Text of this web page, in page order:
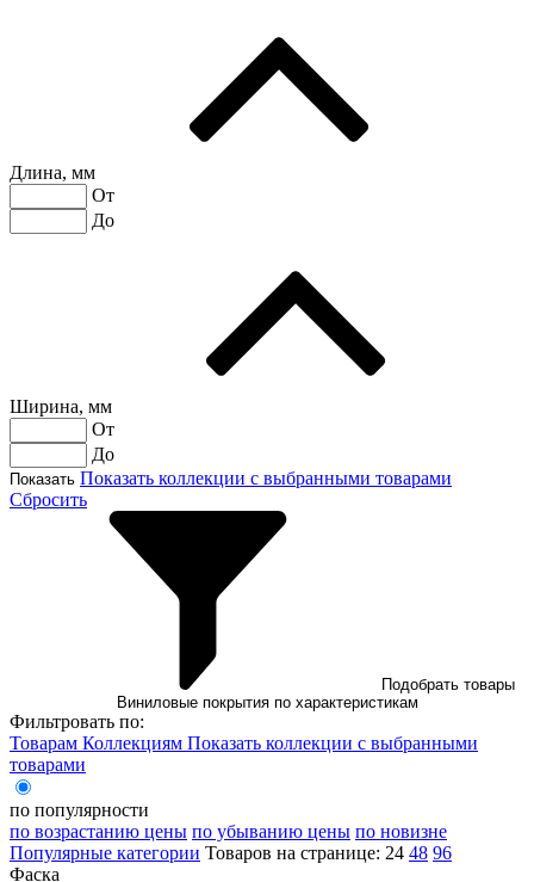
Длина, мм
От
До
Ширина, мм
От
До
Показать Показать коллекции с выбранными товарами
Сбросить
Виниловые покрытия по характеристикам
Фильтровать по:
Товарам Коллекциям Показать коллекции с выбранными
товарами
по популярности
по возрастанию цены по убыванию цены по новизне
Популярные категории Товаров на странице: 24 48 96
Фаска